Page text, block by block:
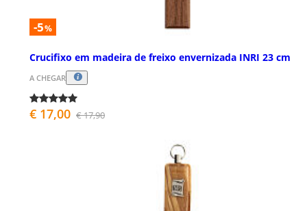
-5%
Crucifixo em madeira de freixo envernizada INRI 23 cm
A CHEGAR
€ 17,00 € 17,90